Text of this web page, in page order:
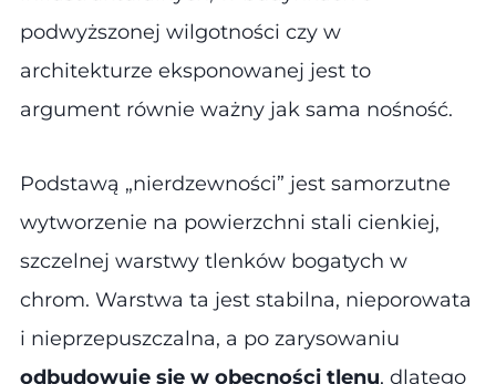
podwyższonej wilgotności czy w
architekturze eksponowanej jest to
argument równie ważny jak sama nośność.
Podstawą „nierdzewności” jest samorzutne
wytworzenie na powierzchni stali cienkiej,
szczelnej warstwy tlenków bogatych w
chrom. Warstwa ta jest stabilna, nieporowata
i nieprzepuszczalna, a po zarysowaniu
odbudowuje się w obecności tlenu, dlatego